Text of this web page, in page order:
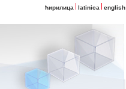
ћирилица latinica english